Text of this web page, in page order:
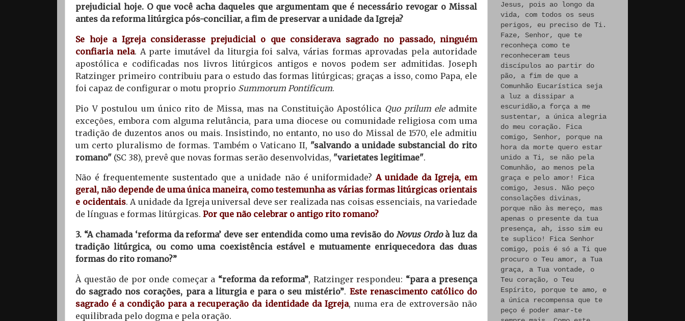
prejudicial hoje. O que você acha daqueles que argumentam que é necessário revogar o Missal
antes da reforma litúrgica pós-conciliar, a fim de preservar a unidade da Igreja?
Se hoje a Igreja considerasse prejudicial o que considerava sagrado no passado, ninguém
confiaria nela. A parte imutável da liturgia foi salva, várias formas aprovadas pela autoridade
apostólica e codificadas nos livros litúrgicos antigos e novos podem ser admitidas. Joseph
Ratzinger primeiro contribuiu para o estudo das formas litúrgicas; graças a isso, como Papa, ele
foi capaz de configurar o motu proprio Summorum Pontificum.
Pio V postulou um único rito de Missa, mas na Constituição Apostólica Quo prilum eleadmite
exceções, embora com alguma relutância, para uma diocese ou comunidade religiosa com uma
tradição de duzentos anos ou mais. Insistindo, no entanto, no uso do Missal de 1570, ele admitiu
um certo pluralismo de formas. Também o Vaticano II, "salvando a unidade substancial do rito
romano" (SC 38), prevê que novas formas serão desenvolvidas, "varietates legitimae".
Não é frequentemente sustentado que a unidade não é uniformidade?A unidade da Igreja, em
geral, não depende de uma única maneira, como testemunha as várias formas litúrgicas orientais
e ocidentais. A unidade da Igreja universal deve ser realizada nas coisas essenciais, na variedade
de línguas e formas litúrgicas. Por que não celebrar o antigo rito romano?
3. “A chamada ‘reforma da reforma’ deve ser entendida como uma revisão doNovus Ordoà luz da
tradição litúrgica, ou como uma coexistência estável e mutuamente enriquecedora das duas
formas do rito romano?”
À questão de por onde começar a “reforma da reforma”, Ratzinger respondeu: “para a presença
do sagrado nos corações, para a liturgia e para o seu mistério”. Este renascimento católico do
sagrado é a condição para a recuperação da identidade da Igreja, numa era de extroversão não
equilibrada pelo dogma e pela oração.
Jesus, pois ao longo da
vida, com todos os seus
perigos, eu preciso de Ti.
Faze, Senhor, que te
reconheça como te
reconheceram teus
discípulos ao partir do
pão, a fim de que a
Comunhão Eucarística seja
a luz a dissipar a
escuridão,a força a me
sustentar, a única alegria
do meu coração. Fica
comigo, Senhor, porque na
hora da morte quero estar
unido a Ti, se não pela
Comunhão, ao menos pela
graça e pelo amor! Fica
comigo, Jesus. Não peço
consolações divinas,
porque não às mereço, mas
apenas o presente da tua
presença, ah, isso sim eu
te suplico! Fica Senhor
comigo, pois é só a Ti que
procuro o Teu amor, a Tua
graça, a Tua vontade, o
Teu coração, o Teu
Espírito, porque te amo, e
a única recompensa que te
peço é poder amar-te